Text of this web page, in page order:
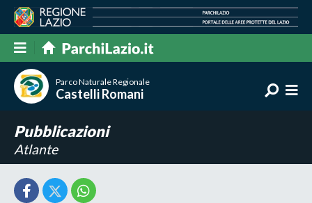
Parco Naturale Regionale
Castelli Romani
Pubblicazioni
Atlante